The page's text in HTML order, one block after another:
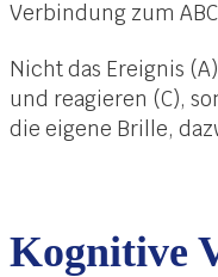
Verbindung zum
Nicht das Ereignis
und reagieren (C),
die eigene Brille,
Kognitive